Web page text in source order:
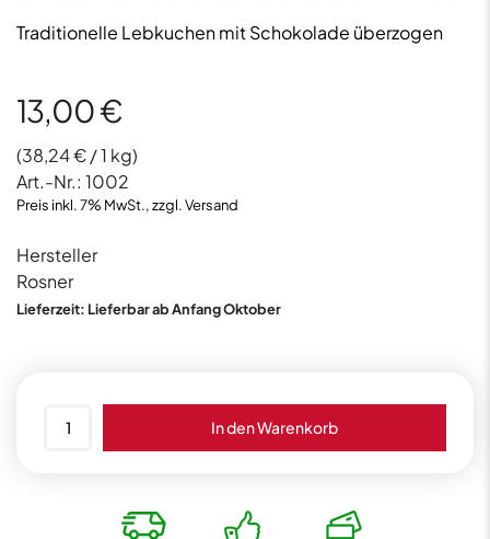
Traditionelle Lebkuchen mit Schokolade überzogen
13,00€
(38,24€/ 1 kg)
Art.-Nr.: 1002
Preis inkl. 7% MwSt., zzgl. Versand
Hersteller
Rosner
Lieferzeit: Lieferbar ab Anfang Oktober
In den Warenkorb